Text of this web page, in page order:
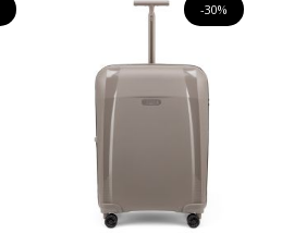
-30%